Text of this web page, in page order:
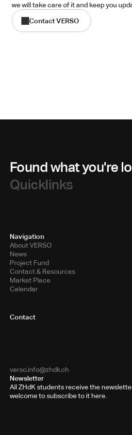
we will take care of it and keep you
Contact VERSO
Found what you're
Quicklinks
Navigation
About VERSO
News
Project Fund
Contact & Resources
Market Place
Calendar
Contact
verso.info@zhdk.ch
Newsletter
All ZHdK students receive the
welcome to subscribe to it here.